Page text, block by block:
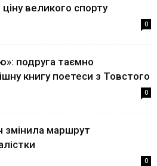
великого спорту
0
подруга таємно
книгу поетеси з Товстого
0
змінила маршрут
0